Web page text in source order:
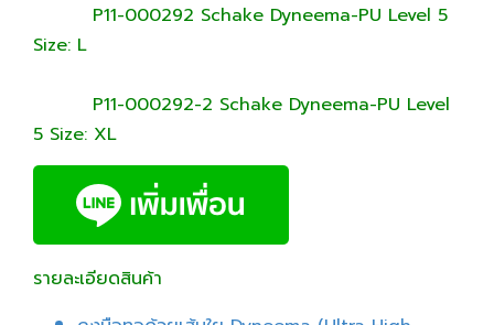
P11-000292 Schake Dyneema-PU Level 5
Size: L
P11-000292-2 Schake Dyneema-PU Level
5 Size: XL
รายละเอียดสินค้า